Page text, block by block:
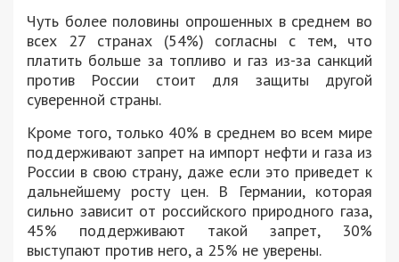
Чуть более половины опрошенных в среднем во
всех 27 странах (54%) согласны с тем, что
платить больше за топливо и газ из-за санкций
против России стоит для защиты другой
суверенной страны.
Кроме того, только 40% в среднем во всем мире
поддерживают запрет на импорт нефти и газа из
России в свою страну, даже если это приведет к
дальнейшему росту цен. В Германии, которая
сильно зависит от российского природного газа,
45% поддерживают такой запрет, 30%
выступают против него, а 25% не уверены.